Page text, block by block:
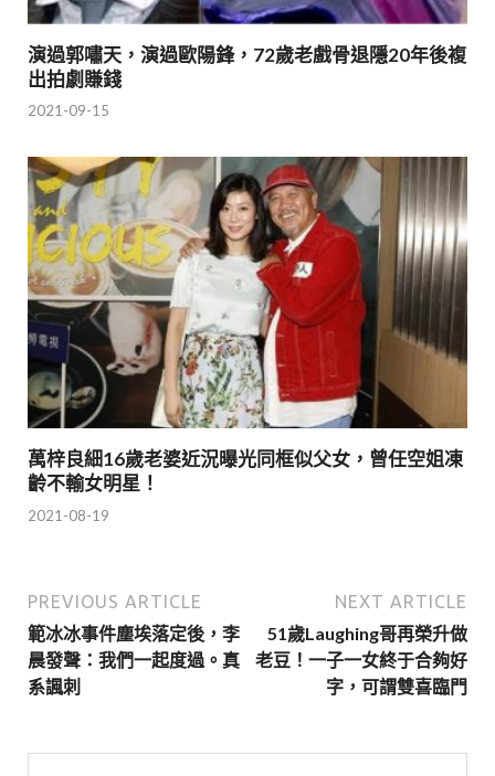
演過郭嘯天，演過歐陽鋒，72歲老戲骨退隱20年後複
出拍劇賺錢
2021-09-15
萬梓良細16歲老婆近況曝光同框似父女，曾任空姐凍
齡不輸女明星！
2021-08-19
PREVIOUS ARTICLE
範冰冰事件塵埃落定後，李
晨發聲：我們一起度過。真
系諷刺
NEXT ARTICLE
51歲Laughing哥再榮升做
老豆！一子一女終于合夠好
字，可謂雙喜臨門